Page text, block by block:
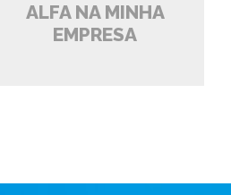
ALFA NA MINHA
EMPRESA